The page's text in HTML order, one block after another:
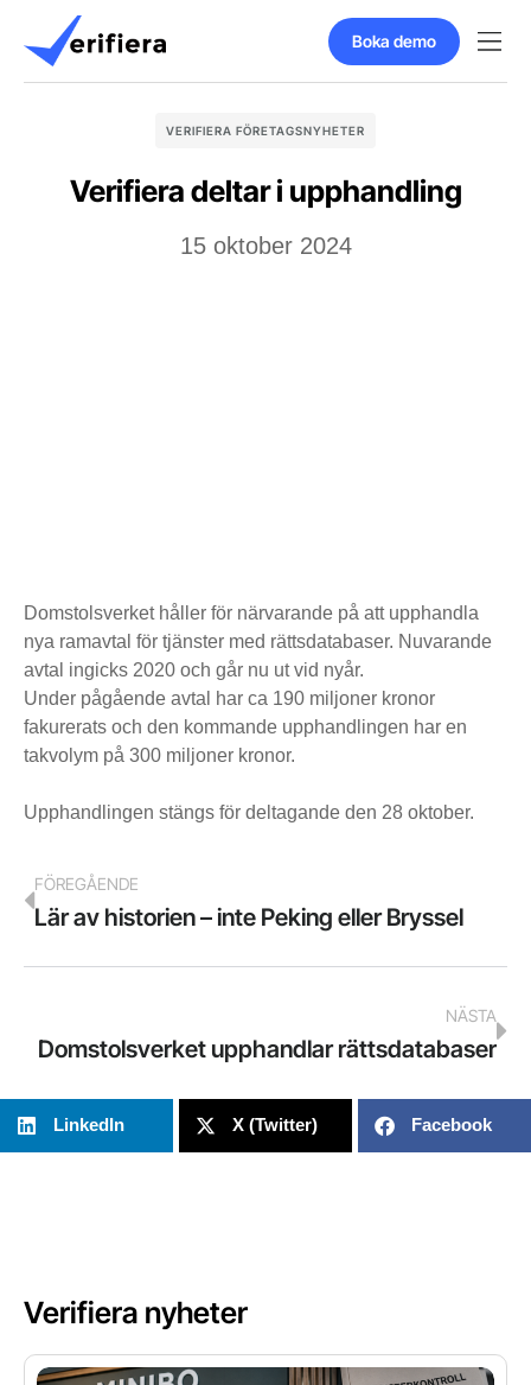
Boka demo
VERIFIERA FÖRETAGSNYHETER
Verifiera deltar i upphandling
15 oktober 2024
Domstolsverket håller för närvarande på att upphandla
nya ramavtal för tjänster med rättsdatabaser. Nuvarande
avtal ingicks 2020 och går nu ut vid nyår.
Under pågående avtal har ca 190 miljoner kronor
fakurerats och den kommande upphandlingen har en
takvolym på 300 miljoner kronor.
Upphandlingen stängs för deltagande den 28 oktober.
FÖREGÅENDE
Lär av historien – inte Peking eller Bryssel
NÄSTA
Domstolsverket upphandlar rättsdatabaser
LinkedIn X (Twitter) Facebook
Verifiera nyheter